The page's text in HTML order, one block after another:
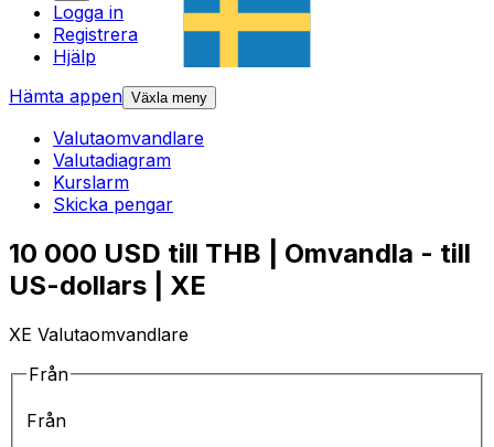
Logga in
Registrera
Hjälp
Hämta appen Växla meny
Valutaomvandlare
Valutadiagram
Kurslarm
Skicka pengar
10 000 USD till THB | Omvandla - till
US-dollars | XE
XE Valutaomvandlare
Från
Från